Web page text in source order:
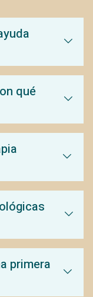
qué
primera